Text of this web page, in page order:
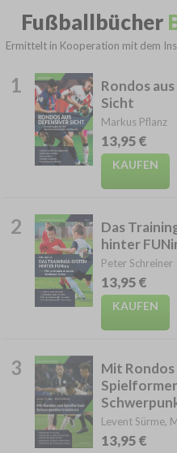
Fußballbücher
Ermittelt in Kooperation mit dem
1
Rondos
Sicht
Markus Pflanz
13,95 €
KAUFEN
2
Das
hinter
Peter Schreiner
13,95 €
KAUFEN
3
Mit Rondos
Levent Sürme,
13,95 €